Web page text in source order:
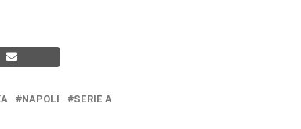
NAPOLI
SERIE A